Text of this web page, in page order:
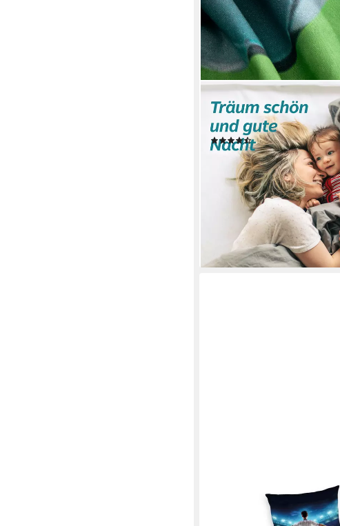
Bettwäsche Joonas,
Football
(4)
ab 32,99 € UVP69,99 €
lieferbar - in 1-2 Werktagen bei
HERDING YOUNG COLLECTION
Kinderbettwäsche
einem Fußballspieler